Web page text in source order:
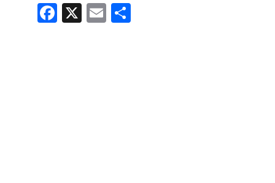
Fa
ce
X E
m
Pa
rt